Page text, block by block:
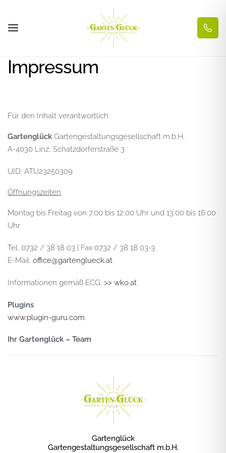
Impressum
Für den Inhalt verantwortlich
Gartenglück Gartengestaltungsgesellschaft m.b.H.
A-4030 Linz, Schatzdorferstraße 3
UID: ATU23250309
Öffnungszeiten:
Montag bis Freitag von 7.00 bis 12.00 Uhr und 13.00 bis 16.00
Uhr
Tel. 0732 / 38 18 03 | Fax 0732 / 38 18 03-3
E-Mail: office@gartenglueck.at
Informationen gemäß ECG: >> wko.at
Plugins
www.plugin-guru.com
Ihr Gartenglück – Team
Gartenglück
Gartengestaltungsgesellschaft m.b.H.